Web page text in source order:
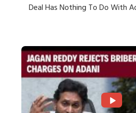
Deal Has Nothing To Do With